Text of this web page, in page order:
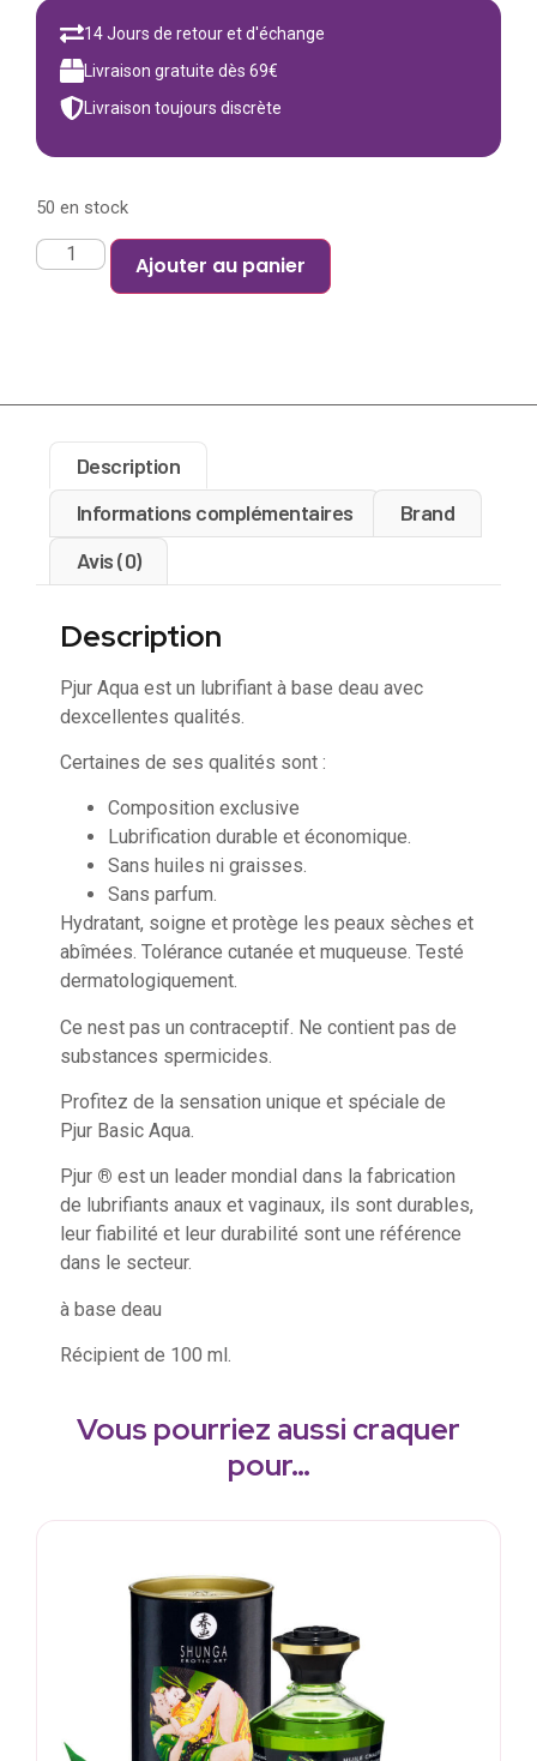
14 Jours de retour et d'échange
Livraison gratuite dès 69€
Livraison toujours discrète
50 en stock
Ajouter au panier
Description
Informations complémentaires
Brand
Avis (0)
Description
Pjur Aqua est un lubrifiant à base deau avec
dexcellentes qualités.
Certaines de ses qualités sont :
Composition exclusive
Lubrification durable et économique.
Sans huiles ni graisses.
Sans parfum.
Hydratant, soigne et protège les peaux sèches et
abîmées. Tolérance cutanée et muqueuse. Testé
dermatologiquement.
Ce nest pas un contraceptif. Ne contient pas de
substances spermicides.
Profitez de la sensation unique et spéciale de
Pjur Basic Aqua.
Pjur ® est un leader mondial dans la fabrication
de lubrifiants anaux et vaginaux, ils sont durables,
leur fiabilité et leur durabilité sont une référence
dans le secteur.
à base deau
Récipient de 100 ml.
Vous pourriez aussi craquer
pour…